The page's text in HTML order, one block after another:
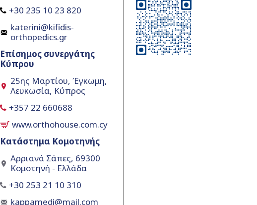
+30 235 10 23 820
katerini@kifidis-
orthopedics.gr
Επίσημος συνεργάτης
Κύπρου
25ης Μαρτίου, Έγκωμη,
Λευκωσία, Κύπρος
+357 22 660688
www.orthohouse.com.cy
Κατάστημα Κομοτηνής
Αρριανά Σάπες, 69300
Κομοτηνή - Ελλάδα
+30 253 21 10 310
kappamedi@mail.com